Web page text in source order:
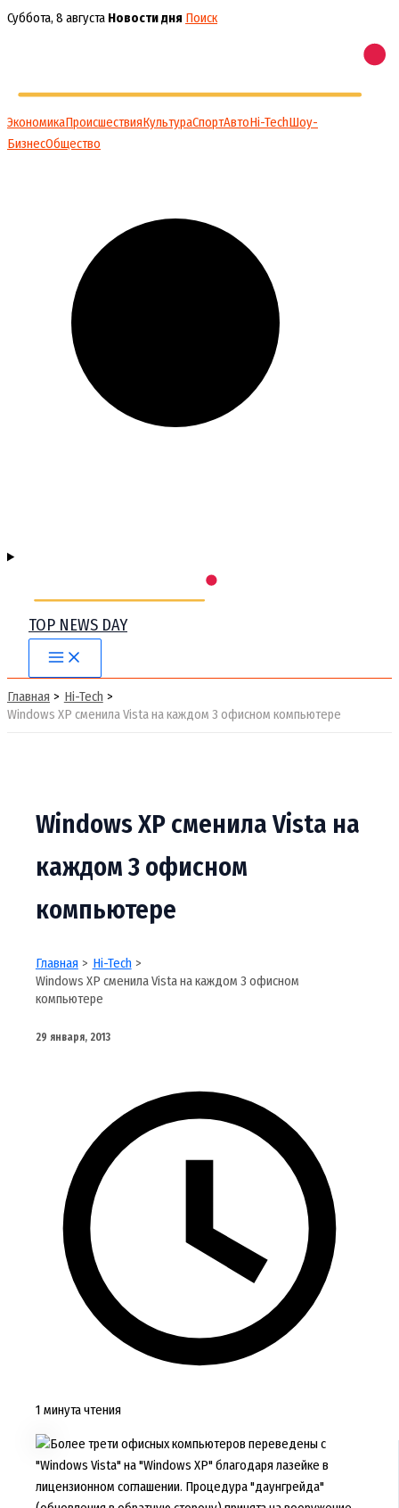
Перейти
Суббота, 8 августа Новости дня Поиск
ЭкономикаПроисшествияКультураСпортАвтоHi-TechШоу-
БизнесОбщество
TOP NEWS DAY
Main
Menu
Главная
Hi-Tech
Windows XP сменила Vista на каждом 3 офисном компьютере
Windows XP сменила Vista на
каждом 3 офисном
компьютере
Главная
Hi-Tech
Windows XP сменила Vista на каждом 3 офисном
компьютере
29 января, 2013
1 минута чтения
Более трети офисных компьютеров переведены с
"Windows Vista" на "Windows XP" благодаря лазейке в
лицензионном соглашении. Процедура "даунгрейда"